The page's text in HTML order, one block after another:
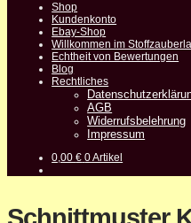
Shop
Kundenkonto
Ebay-Shop
Willkommen im
Echtheit von Bewertungen
Blog
Rechtliches
AGB
Widerrufsbelehrung
Impressum
0,00€ 0 Artikel